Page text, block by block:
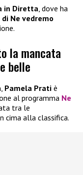
in Diretta , dove ha
Ne vedremo
la mancata
belle
, Pamela Prati è
al programma Ne
tra le
cima alla classifica.